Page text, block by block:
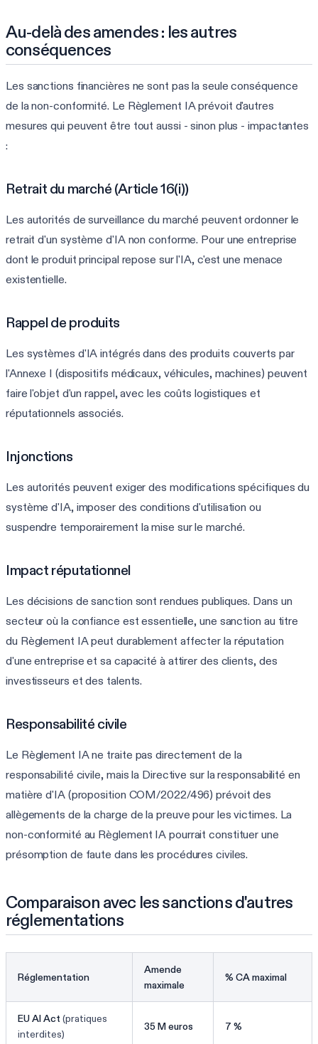
Au-delà des amendes : les autres
conséquences
Les sanctions financières ne sont pas la seule conséquence
de la non-conformité. Le Règlement IA prévoit d'autres
mesures qui peuvent être tout aussi - sinon plus - impactantes
:
Retrait du marché (Article 16(i))
Les autorités de surveillance du marché peuvent ordonner le
retrait d'un système d'IA non conforme. Pour une entreprise
dont le produit principal repose sur l'IA, c'est une menace
existentielle.
Rappel de produits
Les systèmes d'IA intégrés dans des produits couverts par
l'Annexe I (dispositifs médicaux, véhicules, machines) peuvent
faire l'objet d'un rappel, avec les coûts logistiques et
réputationnels associés.
Injonctions
Les autorités peuvent exiger des modifications spécifiques du
système d'IA, imposer des conditions d'utilisation ou
suspendre temporairement la mise sur le marché.
Impact réputationnel
Les décisions de sanction sont rendues publiques. Dans un
secteur où la confiance est essentielle, une sanction au titre
du Règlement IA peut durablement affecter la réputation
d'une entreprise et sa capacité à attirer des clients, des
investisseurs et des talents.
Responsabilité civile
Le Règlement IA ne traite pas directement de la
responsabilité civile, mais la Directive sur la responsabilité en
matière d'IA (proposition COM/2022/496) prévoit des
allègements de la charge de la preuve pour les victimes. La
non-conformité au Règlement IA pourrait constituer une
présomption de faute dans les procédures civiles.
Comparaison avec les sanctions d'autres
réglementations
Réglementation
Amende
maximale
% CA maximal
EU AI Act (pratiques
interdites)
35 M euros 7 %